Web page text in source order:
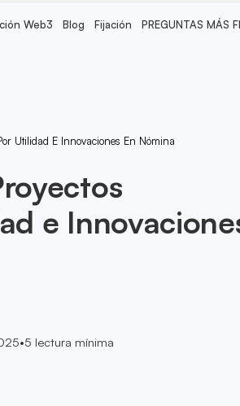
Web3 Blog Fijación PREGUNTAS MÁS
Utilidad E Innovaciones En Nómina
e
•5 lectura mínima